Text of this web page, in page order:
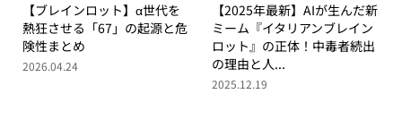
【ブレインロット】α世代を
熱狂させる「67」の起源と危
険性まとめ
2026.04.24
【2025年最新】AIが生んだ新
ミーム『イタリアンブレイン
ロット』の正体！中毒者続出
の理由と人...
2025.12.19